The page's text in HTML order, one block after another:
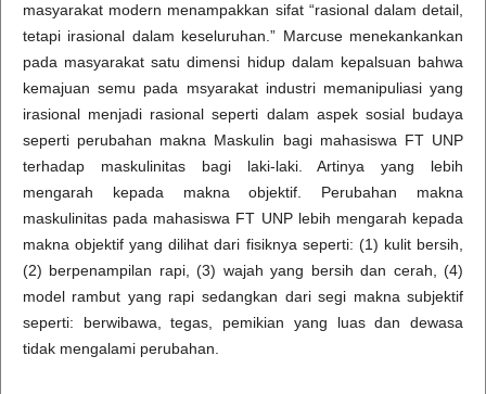
masyarakat modern menampakkan sifat “rasional dalam detail,
tetapi irasional dalam keseluruhan.” Marcuse menekankankan
pada masyarakat satu dimensi hidup dalam kepalsuan bahwa
kemajuan semu pada msyarakat industri memanipuliasi yang
irasional menjadi rasional seperti dalam aspek sosial budaya
seperti perubahan makna Maskulin bagi mahasiswa FT UNP
terhadap maskulinitas bagi laki-laki. Artinya yang lebih
mengarah kepada makna objektif. Perubahan makna
maskulinitas pada mahasiswa FT UNP lebih mengarah kepada
makna objektif yang dilihat dari fisiknya seperti: (1) kulit bersih,
(2) berpenampilan rapi, (3) wajah yang bersih dan cerah, (4)
model rambut yang rapi sedangkan dari segi makna subjektif
seperti: berwibawa, tegas, pemikian yang luas dan dewasa
tidak mengalami perubahan.